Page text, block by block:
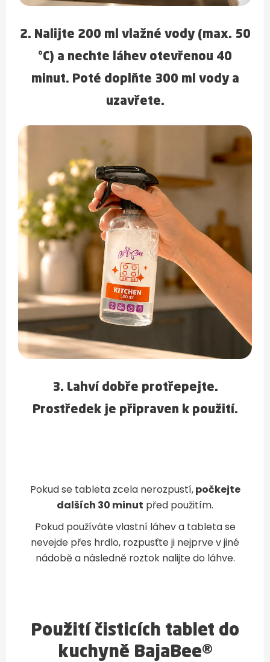
2. Nalijte 200 ml vlažné vody (max. 50
°C) a nechte láhev otevřenou 40
minut. Poté doplňte 300 ml vody a
uzavřete.
3. Lahví dobře protřepejte.
Prostředek je připraven k použití.
Pokud se tableta zcela nerozpustí,počkejte
dalších 30 minut před použitím.
Pokud používáte vlastní láhev a tableta se
nevejde přes hrdlo, rozpusťte ji nejprve v jiné
nádobě a následně roztok nalijte do láhve.
Použití čisticích tablet do
kuchyně BajaBee®